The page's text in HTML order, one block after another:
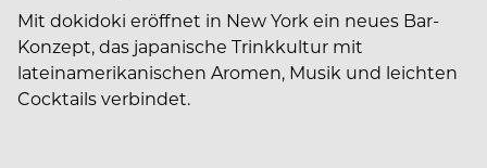
Mit dokidoki eröffnet in New York ein neues Bar-
Konzept, das japanische Trinkkultur mit
lateinamerikanischen Aromen, Musik und leichten
Cocktails verbindet.